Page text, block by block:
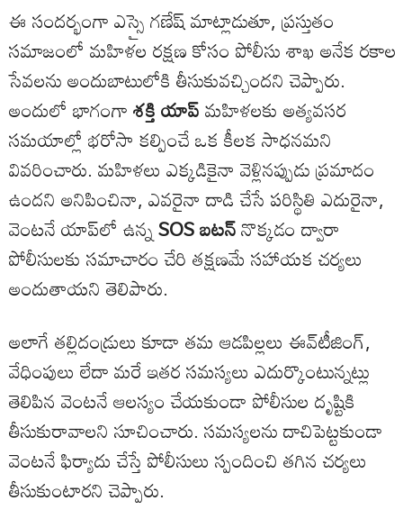
ఈ సందర్భంగా ఎస్సై గణేష్ మాట్లాడుతూ, ప్రస్తుతం
సమాజంలో మహిళల రక్షణ కోసం పోలీసు శాఖ అనేక రకాల
సేవలను అందుబాటులోకి తీసుకువచ్చిందని చెప్పారు.
అందులో భాగంగాశక్తి యాప్మహిళలకు అత్యవసర
సమయాల్లో భరోసా కల్పించే ఒక కీలక సాధనమని
వివరించారు. మహిళలు ఎక్కడికైనా వెళ్లినప్పుడు ప్రమాదం
ఉందని అనిపించినా, ఎవరైనా దాడి చేసే పరిస్థితి ఎదురైనా,
వెంటనే యాప్‌లో ఉన్నSOS బటన్నొక్కడం ద్వారా
పోలీసులకు సమాచారం చేరి తక్షణమే సహాయక చర్యలు
అందుతాయని తెలిపారు.
అలాగే తల్లిదండ్రులు కూడా తమ ఆడపిల్లలు ఈవ్‌టీజింగ్,
వేధింపులు లేదా మరే ఇతర సమస్యలు ఎదుర్కొంటున్నట్లు
తెలిపిన వెంటనే ఆలస్యం చేయకుండా పోలీసుల దృష్టికి
తీసుకురావాలని సూచించారు. సమస్యలను దాచిపెట్టకుండా
వెంటనే ఫిర్యాదు చేస్తే పోలీసులు స్పందించి తగిన చర్యలు
తీసుకుంటారని చెప్పారు.